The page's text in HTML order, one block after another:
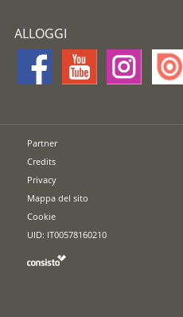
ALLOGGI
Partner
Credits
Privacy
Mappa del sito
Cookie
UID: IT00578160210